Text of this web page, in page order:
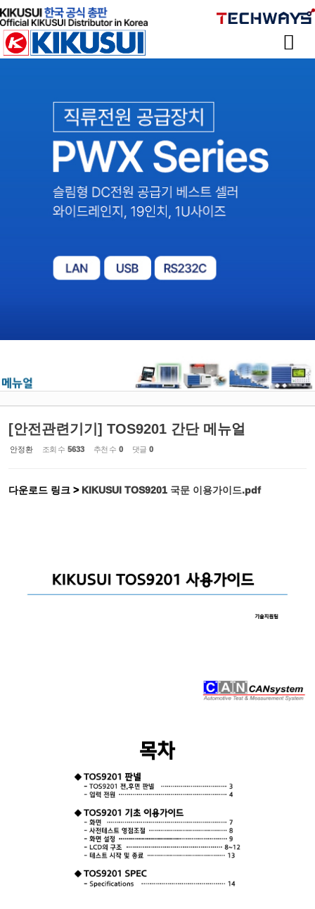
[안전관련기기] TOS9201 간단 메뉴얼
안정환 조회 수 5633 추천 수 0 댓글 0
다운로드 링크 > KIKUSUI TOS9201 국문 이용가이드.pdf
스케치북5
스케치북5